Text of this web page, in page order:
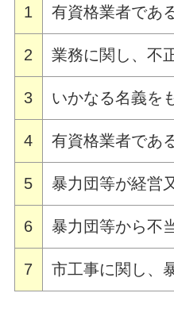
1 有資格業者であ
2 業務に関し、不
3 いかなる名義を
4 有資格業者であ
5 暴力団等が経営
6 暴力団等から不
7 市工事に関し、